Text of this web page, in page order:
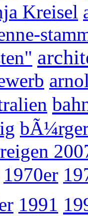
Kreisel
1970er
1991